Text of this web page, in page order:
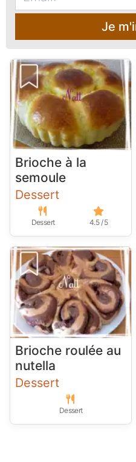
Je
Brioche à la
semoule
Dessert
Dessert 4.5 / 5
Brioche roulée au
nutella
Dessert
Dessert